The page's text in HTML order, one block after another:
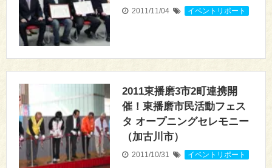
2011/11/04 イベントリポート
2011東播磨3市2町連携開
催！東播磨市民活動フェス
タ オープニングセレモニー
（加古川市）
2011/10/31 イベントリポート